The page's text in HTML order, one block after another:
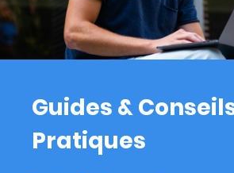
Guides &
Pratiques